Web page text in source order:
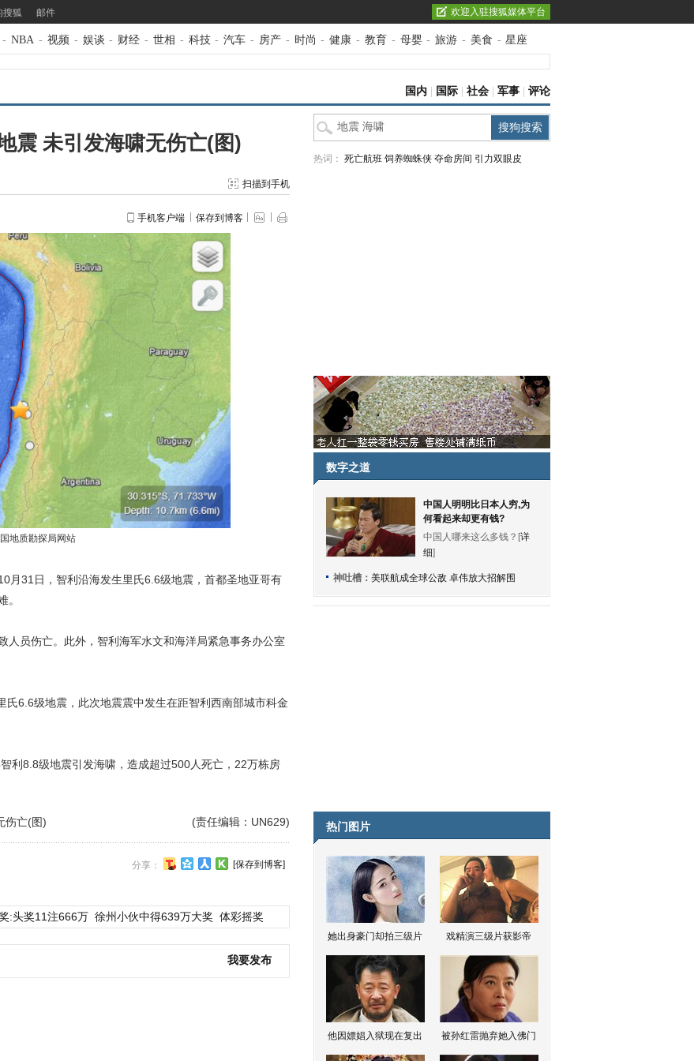
搜狐 邮件 欢迎入驻搜狐媒体平台
- NBA - 视频 - 娱谈 - 财经 - 世相 - 科技 - 汽车 - 房产 - 时尚 - 健康 - 教育 - 母婴 - 旅游 - 美食 - 星座
国内 国际 社会 军事 评论
震 未引发海啸无伤亡(图)
扫描到手机
手机客户端 保存到博客
地质勘探局网站
31日，智利沿海发生里氏6.6级地震，首都圣地亚哥有
。
员伤亡。此外，智利海军水文和海洋局紧急事务办公室
6.6级地震，此次地震震中发生在距智利西南部城市科金
8.8级地震引发海啸，造成超过500人死亡，22万栋房
(责任编辑：UN629)
伤亡(图)
分享： [保存到博客]
:头奖11注666万 徐州小伙中得639万大奖 体彩摇奖
我要发布
热词： 死亡航班 饲养蜘蛛侠 夺命房间 引力双眼皮
数字之道
中国人明明比日本人穷,为
何看起来却更有钱?
中国人哪来这么多钱？[详
细]
神吐槽： 美联航成全球公敌 卓伟放大招解围
热门图片
她出身豪门却拍三级片 戏精演三级片获影帝
他因嫖娼入狱现在复出 被孙红雷抛弃她入佛门